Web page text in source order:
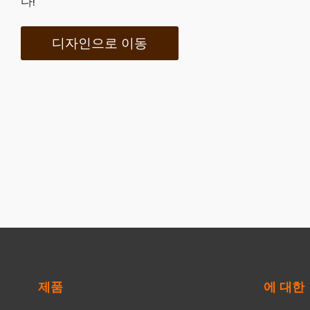
디자인으로 이동
제품 에 대한